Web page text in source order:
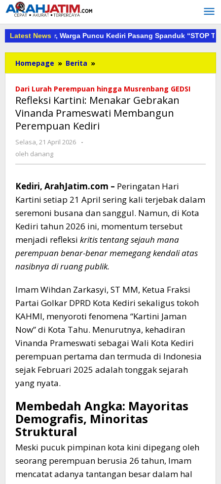
Lewati
ke
konten
Latest News
Meter, Warga Puncu Kediri Pasang Spanduk “STOP Tambang
Homepage » Berita »
Kartini:
Gebrakan
Vinanda
Prameswati
Membangun
Dari Lurah Perempuan hingga Musrenbang GEDSI
Refleksi Kartini: Menakar Gebrakan
Vinanda Prameswati Membangun
Perempuan Kediri
Selasa, 21 April 2026
oleh
-
oleh danang
Kediri, ArahJatim.com – Peringatan Hari
Kartini setiap 21 April sering kali terjebak dalam
seremoni busana dan sanggul. Namun, di Kota
Kediri tahun 2026 ini, momentum tersebut
menjadi refleksi kritis tentang sejauh mana
perempuan benar-benar memegang kendali atas
nasibnya di ruang publik.
​Imam Wihdan Zarkasyi, ST MM, Ketua Fraksi
Partai Golkar DPRD Kota Kediri sekaligus tokoh
KAHMI, menyoroti fenomena “Kartini Jaman
Now” di Kota Tahu. Menurutnya, kehadiran
Vinanda Prameswati sebagai Wali Kota Kediri
perempuan pertama dan termuda di Indonesia
sejak Februari 2025 adalah tonggak sejarah
yang nyata.
​Membedah Angka: Mayoritas
Demografis, Minoritas
Struktural
​Meski pucuk pimpinan kota kini dipegang oleh
seorang perempuan berusia 26 tahun, Imam
mencatat adanya tantangan besar dalam hal